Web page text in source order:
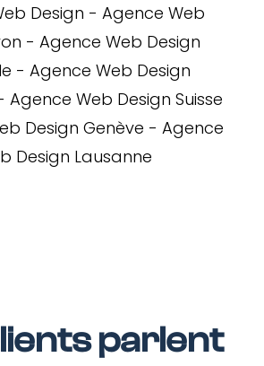
Design - Agence Web
- Agence Web Design
- Agence Web Design
Agence Web Design Suisse
Design Genève - Agence
Design Lausanne
parlent